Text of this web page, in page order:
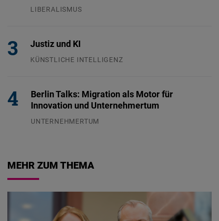
LIBERALISMUS
Justiz und KI
KÜNSTLICHE INTELLIGENZ
Berlin Talks: Migration als Motor für
Innovation und Unternehmertum
UNTERNEHMERTUM
MEHR ZUM THEMA